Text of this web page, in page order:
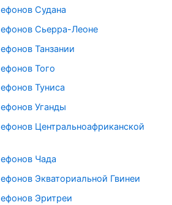
Судана
Сьерра-Леоне
Танзании
Того
Туниса
Уганды
Центральноафриканской
Чада
Экваториальной Гвинеи
Эритреи